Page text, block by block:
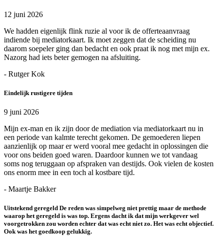
12 juni 2026
We hadden eigenlijk flink ruzie al voor ik de offerteaanvraag
indiende bij mediatorkaart. Ik moet zeggen dat de scheiding nu
daarom soepeler ging dan bedacht en ook praat ik nog met mijn ex.
Nazorg had iets beter gemogen na afsluiting.
- Rutger Kok
Eindelijk rustigere tijden
9 juni 2026
Mijn ex-man en ik zijn door de mediation via mediatorkaart nu in
een periode van kalmte terecht gekomen. De gemoederen liepen
aanzienlijk op maar er werd vooral mee gedacht in oplossingen die
voor ons beiden goed waren. Daardoor kunnen we tot vandaag
soms nog teruggaan op afspraken van destijds. Ook vielen de kosten
ons enorm mee in een toch al kostbare tijd.
- Maartje Bakker
Uitstekend geregeld De reden was simpelweg niet prettig maar de methode
waarop het geregeld is was top. Ergens dacht ik dat mijn werkgever wel
voorgetrokken zou worden echter dat was echt niet zo. Het was echt objectief.
Ook was het goedkoop gelukkig.